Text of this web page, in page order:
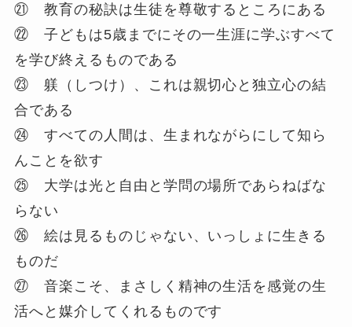
㉑ 教育の秘訣は生徒を尊敬するところにある
㉒ 子どもは5歳までにその一生涯に学ぶすべて
を学び終えるものである
㉓ 躾（しつけ）、これは親切心と独立心の結
合である
㉔ すべての人間は、生まれながらにして知ら
んことを欲す
㉕ 大学は光と自由と学問の場所であらねばな
らない
㉖ 絵は見るものじゃない、いっしょに生きる
ものだ
㉗ 音楽こそ、まさしく精神の生活を感覚の生
活へと媒介してくれるものです